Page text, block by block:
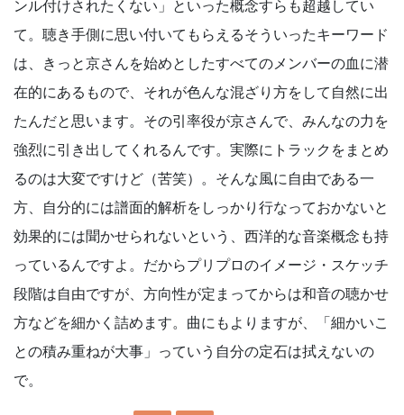
ンル付けされたくない」といった概念すらも超越してい
て。聴き手側に思い付いてもらえるそういったキーワード
は、きっと京さんを始めとしたすべてのメンバーの血に潜
在的にあるもので、それが色んな混ざり方をして自然に出
たんだと思います。その引率役が京さんで、みんなの力を
強烈に引き出してくれるんです。実際にトラックをまとめ
るのは大変ですけど（苦笑）。そんな風に自由である一
方、自分的には譜面的解析をしっかり行なっておかないと
効果的には聞かせられないという、西洋的な音楽概念も持
っているんですよ。だからプリプロのイメージ・スケッチ
段階は自由ですが、方向性が定まってからは和音の聴かせ
方などを細かく詰めます。曲にもよりますが、「細かいこ
との積み重ねが大事」っていう自分の定石は拭えないの
で。